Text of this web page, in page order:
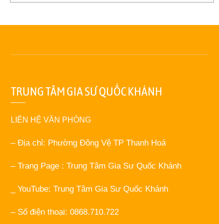
TRUNG TÂM GIA SƯ QUỐC KHÁNH
LIÊN HỆ VĂN PHÒNG
– Địa chỉ: Phường Đông Vệ TP Thanh Hoá
– Trang Page : Trung Tâm Gia Sư Quốc Khánh
_ YouTube: Trung Tâm Gia Sư Quốc Khánh
– Số điện thoại: 0868.710.722